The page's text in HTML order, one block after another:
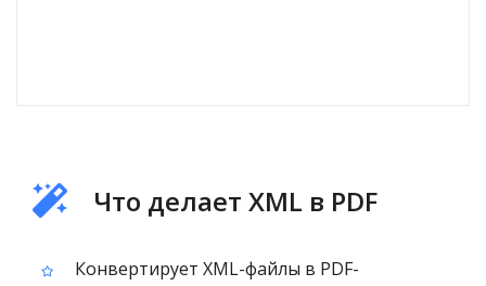
Что делает XML в PDF
Конвертирует XML-файлы в PDF-